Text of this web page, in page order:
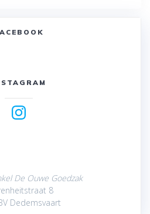
Instagram
De Ouwe Goedzak
8
Dedemsvaart